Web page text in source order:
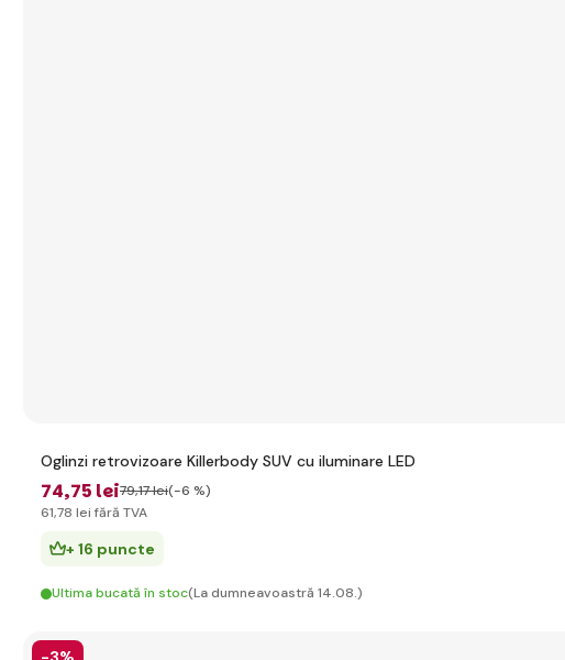
Oglinzi retrovizoare Killerbody SUV cu iluminare LED
74,75 lei79,17 lei(-6 %)
61,78 lei fără TVA
+ 16 puncte
Ultima bucată în stoc(La dumneavoastră 14.08.)